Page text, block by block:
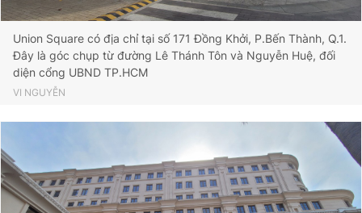
Union Square có địa chỉ tại số 171 Đồng Khởi, P.Bến Thành, Q.1.
Đây là góc chụp từ đường Lê Thánh Tôn và Nguyễn Huệ, đối
diện cổng UBND TP.HCM
VI NGUYỄN